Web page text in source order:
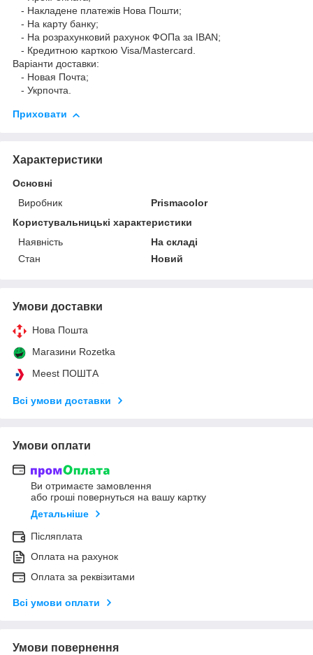
- Накладене платежів Нова Пошти;
- На карту банку;
- На розрахунковий рахунок ФОПа за IBAN;
- Кредитною карткою Visa/Mastercard.
Варіанти доставки:
- Новая Почта;
- Укрпочта.
Приховати
Характеристики
Основні
Виробник
Prismacolor
Користувальницькі характеристики
Наявність
На складі
Стан
Новий
Умови доставки
Нова Пошта
Магазини Rozetka
Meest ПОШТА
Всі умови доставки
Умови оплати
Ви отримаєте замовлення
або гроші повернуться на вашу картку
Детальніше
Післяплата
Оплата на рахунок
Оплата за реквізитами
Всі умови оплати
Умови повернення